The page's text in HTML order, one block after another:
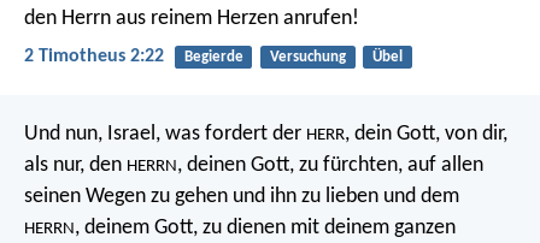
den Herrn aus reinem Herzen anrufen!
2 Timotheus 2:22 Begierde Versuchung Übel
Und nun, Israel, was fordert der HERR, dein Gott, von dir,
als nur, den HERRN, deinen Gott, zu fürchten, auf allen
seinen Wegen zu gehen und ihn zu lieben und dem
HERRN, deinem Gott, zu dienen mit deinem ganzen